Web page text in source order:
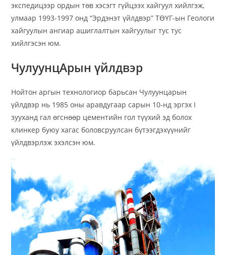
экспедицээр ордын төв хэсэгт гүйцээх хайгуул хийлгэж,
улмаар 1993-1997 онд “Эрдэнэт үйлдвэр” ТӨҮГ-ын Геологи
хайгуулын ангиар ашиглалтын хайгуулыг тус тус
хийлгэсэн юм.
ЧулуунцАрын үйлдвэр
Нойтон аргын технологиор барьсан Чулуунцарын
үйлдвэр нь 1985 оны аравдугаар сарын 10-нд эргэх I
зууханд гал өгснөөр цементийн гол түүхий эд болох
клинкер буюу хагас боловсруулсан бүтээгдэхүүнийг
үйлдвэрлэж эхэлсэн юм.